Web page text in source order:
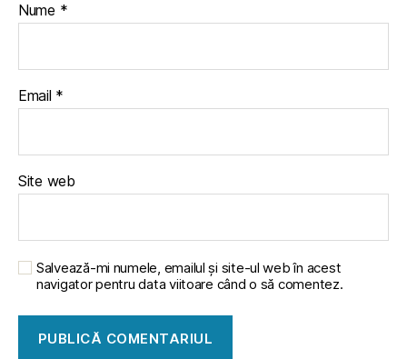
Nume *
Email *
Site web
Salvează-mi numele, emailul și site-ul web în acest
navigator pentru data viitoare când o să comentez.